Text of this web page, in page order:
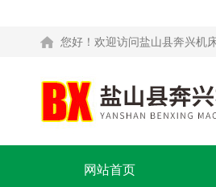
您好！欢迎访问盐山县奔兴机
网站首页